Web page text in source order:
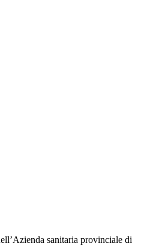
sanitaria provinciale di